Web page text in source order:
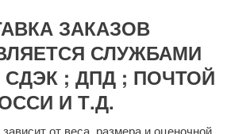
ЗАКАЗОВ
СЛУЖБАМИ
; ДПД ; ПОЧТОЙ
И Т.Д.
от веса, размера и оценочной